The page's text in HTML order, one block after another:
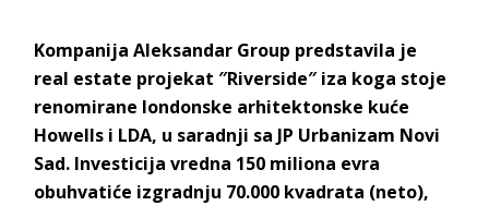
Kompanija Aleksandar Group predstavila je
real estate projekat ″Riverside″ iza koga stoje
renomirane londonske arhitektonske kuće
Howells i LDA, u saradnji sa JP Urbanizam Novi
Sad. Investicija vredna 150 miliona evra
obuhvatiće izgradnju 70.000 kvadrata (neto),